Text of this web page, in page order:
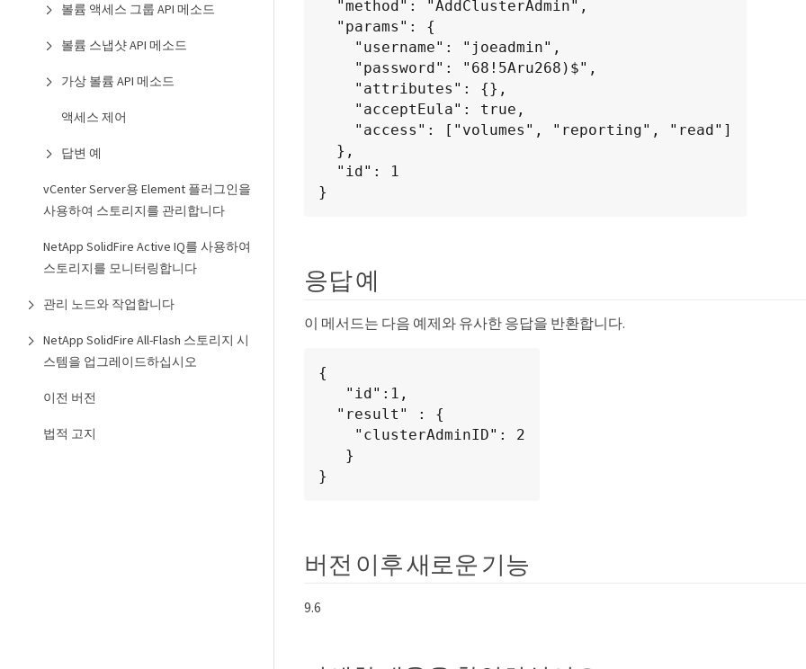
볼륨 액세스 그룹 API 메소드
볼륨 스냅샷 API 메소드
가상 볼륨 API 메소드
액세스 제어
답변 예
vCenter Server용 Element 플러그인을
사용하여 스토리지를 관리합니다
NetApp SolidFire Active IQ를 사용하여
스토리지를 모니터링합니다
관리 노드와 작업합니다
NetApp SolidFire All-Flash 스토리지 시
스템을 업그레이드하십시오
이전 버전
법적 고지
}
응답 예
이 메서드는 다음 예제와 유사한 응답을 반환합니다.
{
}
버전 이후 새로운 기능
9.6